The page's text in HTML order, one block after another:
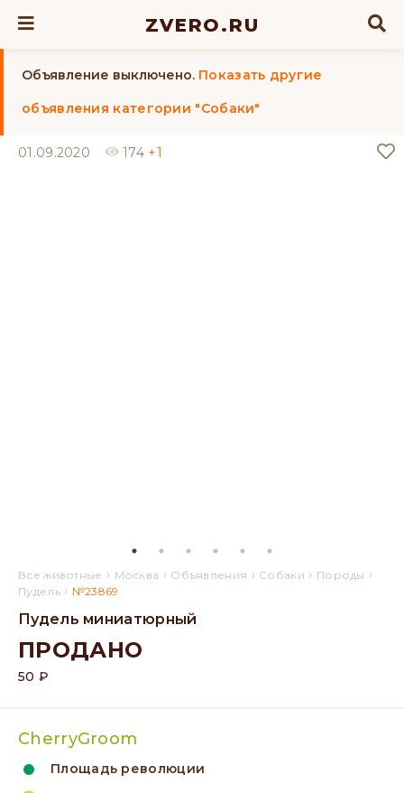
ZVERO.RU
Объявление выключено. Показать другие
объявления категории "Собаки"
01.09.2020 174 +1
Все животные › Москва › Объявления › Собаки › Породы ›
Пудель › №23869
Пудель миниатюрный
ПРОДАНО
50 ₽
CherryGroom
Площадь революции